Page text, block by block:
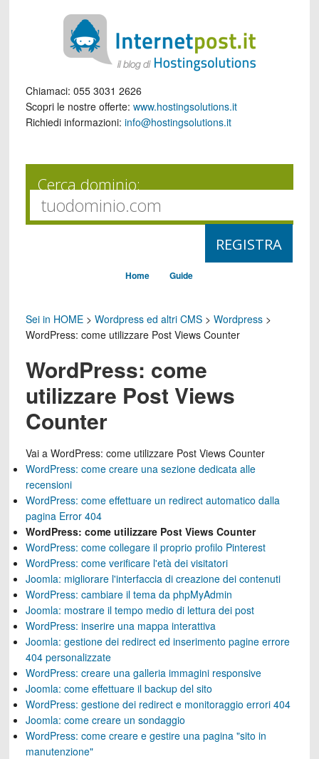
Chiamaci: 055 3031 2626
Scopri le nostre offerte: www.hostingsolutions.it
Richiedi informazioni: info@hostingsolutions.it
Cerca dominio:
Home Guide
Sei in HOME> Wordpress ed altri CMS> Wordpress>
WordPress: come utilizzare Post Views Counter
WordPress: come
utilizzare Post Views
Counter
Vai a WordPress: come utilizzare Post Views Counter
WordPress: come creare una sezione dedicata alle
recensioni
WordPress: come effettuare un redirect automatico dalla
pagina Error 404
WordPress: come utilizzare Post Views Counter
WordPress: come collegare il proprio profilo Pinterest
WordPress: come verificare l'età dei visitatori
Joomla: migliorare l'interfaccia di creazione dei contenuti
WordPress: cambiare il tema da phpMyAdmin
Joomla: mostrare il tempo medio di lettura dei post
WordPress: inserire una mappa interattiva
Joomla: gestione dei redirect ed inserimento pagine errore
404 personalizzate
WordPress: creare una galleria immagini responsive
Joomla: come effettuare il backup del sito
WordPress: gestione dei redirect e monitoraggio errori 404
Joomla: come creare un sondaggio
WordPress: come creare e gestire una pagina "sito in
manutenzione"